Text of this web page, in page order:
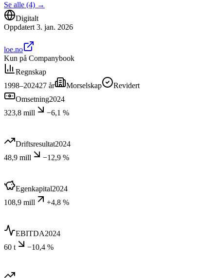
Se alle (4) →
Digitalt
Oppdatert 3. jan. 2026
loe.no
Kun på Companybook
Regnskap
1998–202427 år Morselskap
Revidert
Omsetning2024
323,8 mill
−6,1 %
Driftsresultat2024
48,9 mill
−12,9 %
Egenkapital2024
108,9 mill
+4,8 %
EBITDA2024
60 t
−10,4 %